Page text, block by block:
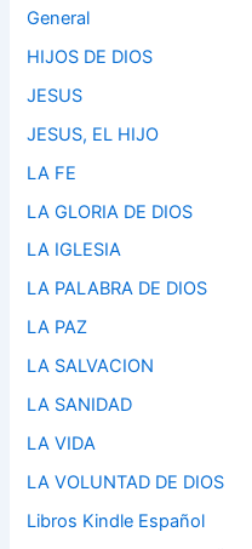
General
HIJOS DE DIOS
JESUS
JESUS, EL HIJO
LA FE
LA GLORIA DE DIOS
LA IGLESIA
LA PALABRA DE DIOS
LA PAZ
LA SALVACION
LA SANIDAD
LA VIDA
LA VOLUNTAD DE DIOS
Libros Kindle Español